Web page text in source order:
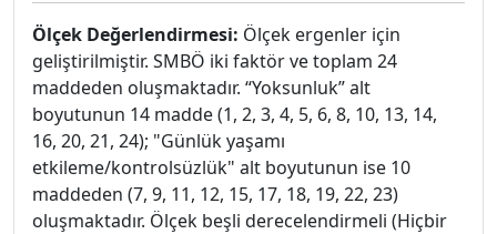
Ölçek Değerlendirmesi: Ölçek ergenler için
geliştirilmiştir. SMBÖ iki faktör ve toplam 24
maddeden oluşmaktadır. “Yoksunluk” alt
boyutunun 14 madde (1, 2, 3, 4, 5, 6, 8, 10, 13, 14,
16, 20, 21, 24); "Günlük yaşamı
etkileme/kontrolsüzlük" alt boyutunun ise 10
maddeden (7, 9, 11, 12, 15, 17, 18, 19, 22, 23)
oluşmaktadır. Ölçek beşli derecelendirmeli (Hiçbir